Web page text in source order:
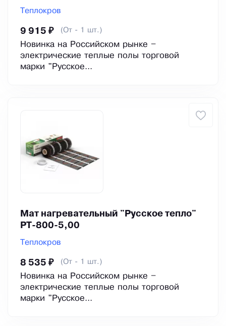
Теплокров
9 915 ₽ (От - 1 шт.)
Новинка на Российском рынке –
электрические теплые полы торговой
марки "Русское...
Мат нагревательный "Русское тепло"
РТ-800-5,00
Теплокров
8 535 ₽ (От - 1 шт.)
Новинка на Российском рынке –
электрические теплые полы торговой
марки "Русское...